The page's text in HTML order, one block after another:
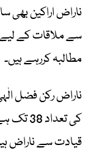
ناراض اراکین بھی
سے ملاقات کے لیے
مطالبہ کررہے ہیں۔
ناراض رکن فضل
کی
قیادت سے ناراض